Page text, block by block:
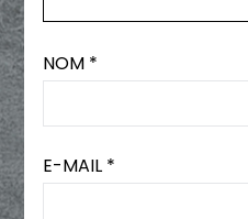
NOM *
E-MAIL *